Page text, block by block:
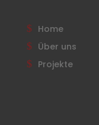
Home
Über uns
Projekte